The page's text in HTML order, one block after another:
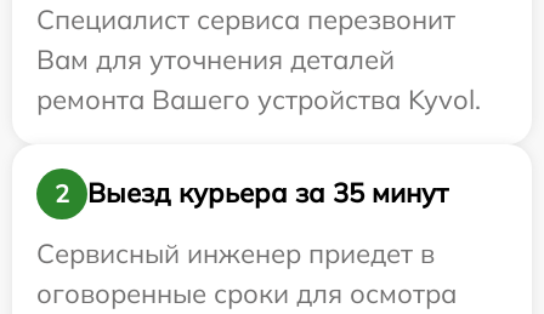
Специалист сервиса перезвонит
Вам для уточнения деталей
ремонта Вашего устройства Kyvol.
2
Выезд курьера за 35 минут
Сервисный инженер приедет в
оговоренные сроки для осмотра